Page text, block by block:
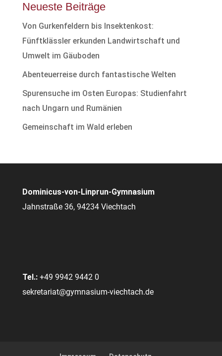
Neueste Beiträge
Von Gurkenfeldern bis Insektenkost:
Fünftklässler erkunden Landwirtschaft und
Umwelt im Gäuboden
Abenteuerreise durch fantastische Welten
Spurensuche im Osten Europas: Studienfahrt
nach Ungarn und Rumänien
Gemeinschaft im Wald erleben
Dominicus-von-Linprun-Gymnasium
Jahnstraße 36, 94234 Viechtach
Tel.:+49 9942 9442 0
sekretariat@gymnasium-viechtach.de